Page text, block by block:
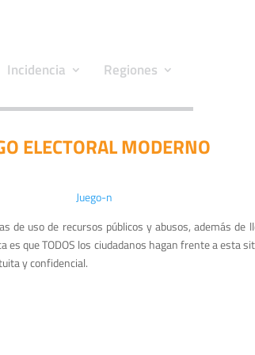
Incidencia Regiones
ELECTORAL MODERNO
uso de recursos públicos y abusos, además
que TODOS los ciudadanos hagan frente a
y confidencial.